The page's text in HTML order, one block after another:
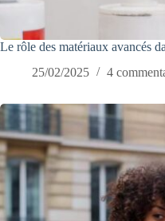
Le rôle des matériaux avancés
25/02/2025
4